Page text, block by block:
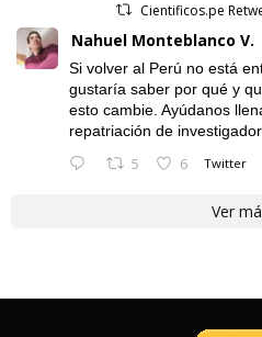
Cientificos.pe
Nahuel Monteblanco V.
Si volver al Perú no está
gustaría saber por qué y
esto cambie. Ayúdanos
repatriación de
5 6 Twitter
Ver